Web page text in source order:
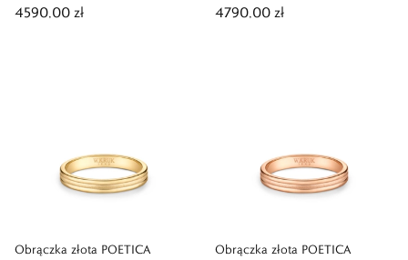
4590,00 zł 4790,00 zł
Obrączka złota POETICA Obrączka złota POETICA